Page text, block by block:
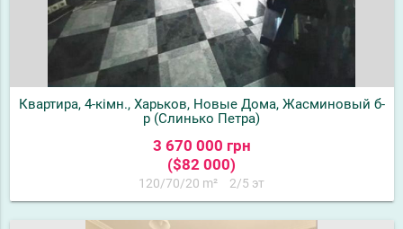
Квартира, 4-кімн., Харьков, Новые Дома, Жасминовый б-
р (Слинько Петра)
3 670 000 грн
($82 000)
120/70/20 m² 2/5 эт